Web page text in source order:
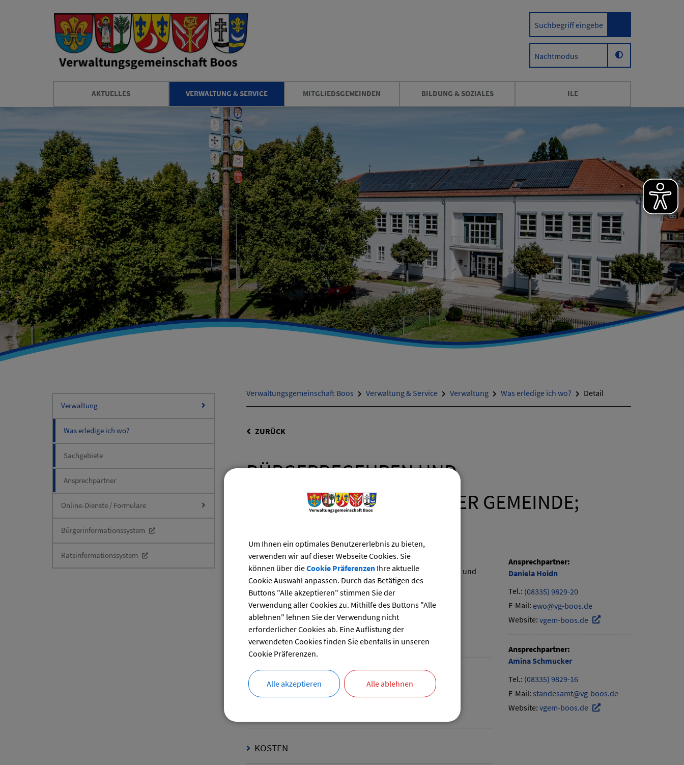
AKTUELLES VERWALTUNG & SERVICE MITGLIEDSGEMEINDEN BILDUNG & SOZIALES ILE
Nachtmodus
Verwaltung
Was erledige ich wo?
Sachgebiete
Ansprechpartner
Online-Dienste / Formulare
Bürgerinformationssystem
Ratsinformationssystem
Verwaltungsgemeinschaft Boos Verwaltung & Service Verwaltung Was erledige ich wo? Detail
ZURÜCK
BÜRGERBEGEHREN UND
BÜRGERENTSCHEID IN DER GEMEINDE;
Die 1995 in Bayern eingeführten Instrumente ''Bürgerbegehren und
Bürgerentscheid'' ermöglichen es den Bürgern, in vielen
Angelegenheiten der Gemeinde direkt selbst zu entscheiden.
LANGBESCHREIBUNG
VORAUSSETZUNGEN
KOSTEN
Ansprechpartner:
Daniela Hoidn
Tel.: (08335) 9829-20
E-Mail: ewo@vg-boos.de
Website: vgem-boos.de
Ansprechpartner:
Amina Schmucker
Tel.: (08335) 9829-16
E-Mail: standesamt@vg-boos.de
Website: vgem-boos.de
Um Ihnen ein optimales Benutzererlebnis zu bieten,
verwenden wir auf dieser Webseite Cookies. Sie
können über dieCookie PräferenzenIhre aktuelle
Cookie Auswahl anpassen. Durch das Betätigen des
Buttons "Alle akzeptieren" stimmen Sie der
Verwendung aller Cookies zu. Mithilfe des Buttons "Alle
ablehnen" lehnen Sie der Verwendung nicht
erforderlicher Cookies ab. Eine Auflistung der
verwendeten Cookies finden Sie ebenfalls in unseren
Cookie Präferenzen.
Alle akzeptieren Alle ablehnen